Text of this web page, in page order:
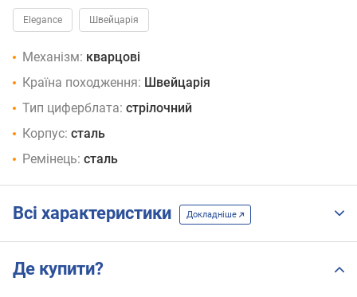
Elegance Швейцарія
Механізм: кварцові
Країна походження: Швейцарія
Тип циферблата: стрілочний
Корпус: сталь
Ремінець: сталь
Всі характеристики Докладніше
Де купити?